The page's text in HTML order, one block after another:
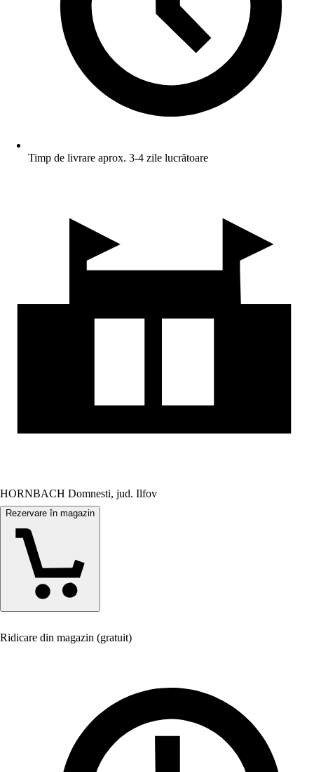
Timp de livrare aprox. 3-4 zile lucrătoare
HORNBACH Domnesti, jud. Ilfov
Rezervare în magazin
Ridicare din magazin (gratuit)